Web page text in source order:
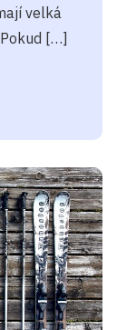
velká
[…]